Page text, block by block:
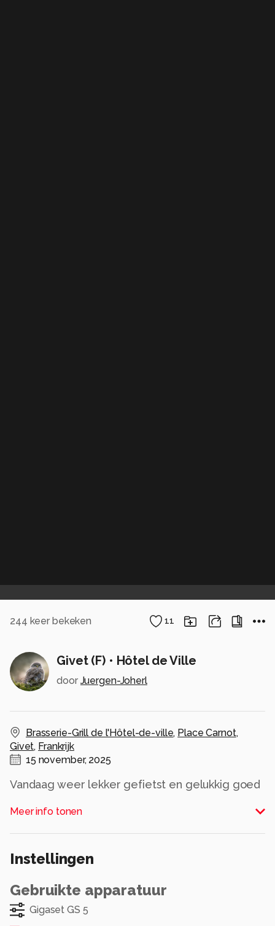
244 keer bekeken 11
Givet (F) • Hôtel de Ville
door Juergen-Joherl
Brasserie-Grill de l'Hôtel-de-ville, Place Carnot,
Givet, Frankrijk
15 november, 2025
Vandaag weer lekker gefietst en gelukkig goed
Het Hôtel Dè Ville, afgebeeld links, schijnt nu de
Town Hall te zijn en rechts ervan bevind zich
eten.
Alle rechten voorbehouden
Meer info tonen
Instellingen
Gebruikte apparatuur
Gigaset GS 5